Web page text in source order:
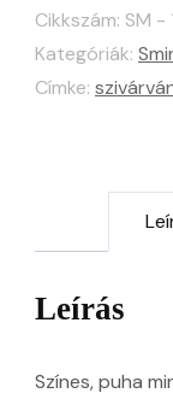
mennyiség
Cikkszám: SM -
Kategóriák:
Címke:
Leírás
Színes, puha